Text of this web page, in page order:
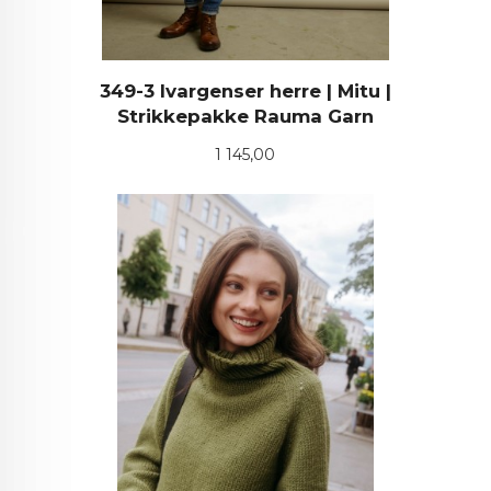
349-3 Ivargenser herre | Mitu |
Strikkepakke Rauma Garn
Pris
1 145,00